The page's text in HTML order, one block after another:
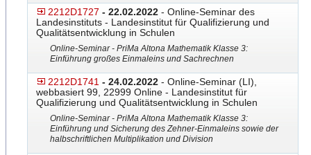
2212D1727 - 22.02.2022 - Online-Seminar des
Landesinstituts - Landesinstitut für Qualifizierung und
Qualitätsentwicklung in Schulen
Online-Seminar - PriMa Altona Mathematik Klasse 3:
Einführung großes Einmaleins und Sachrechnen
2212D1741 - 24.02.2022 - Online-Seminar (LI),
webbasiert 99, 22999 Online - Landesinstitut für
Qualifizierung und Qualitätsentwicklung in Schulen
Online-Seminar - PriMa Altona Mathematik Klasse 3:
Einführung und Sicherung des Zehner-Einmaleins sowie der
halbschriftlichen Multiplikation und Division